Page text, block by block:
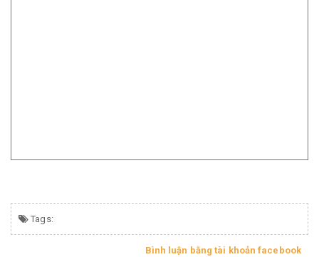
Tags:
Bình luận bằng tài khoản facebook